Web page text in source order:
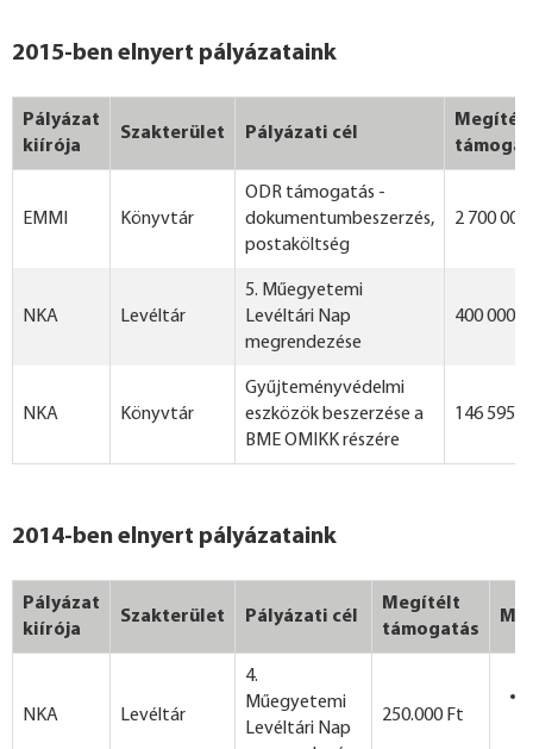
2015-ben elnyert pályázataink
Pályázat
kiírója
Szakterület Pályázati cél
Megítélt
EMMI Könyvtár
ODR támogatás -
dokumentumbeszerzés,
postaköltség
2 700
NKA Levéltár
5. Műegyetemi
Levéltári Nap
megrendezése
400 000
NKA Könyvtár
Gyűjteményvédelmi
eszközök beszerzése a
BME OMIKK részére
146 595
2014-ben elnyert pályázataink
Pályázat
kiírója
Szakterület Pályázati cél
Megítélt
támogatás
NKA Levéltár
4.
Műegyetemi
Levéltári Nap
250.000 Ft